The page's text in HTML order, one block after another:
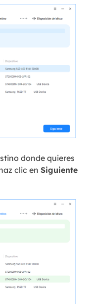
donde quieres
clic en Siguiente